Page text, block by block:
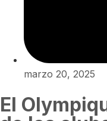
marzo 20, 2025
El